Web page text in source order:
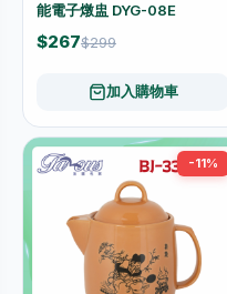
能電子燉盅 DYG-08E
$267$299
加入購物車
-11%